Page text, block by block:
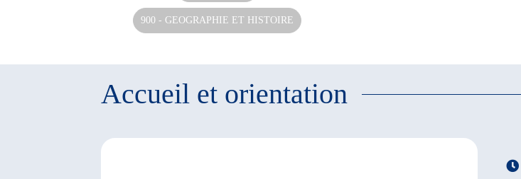
900 - GEOGRAPHIE ET HISTOIRE
Accueil et orientation